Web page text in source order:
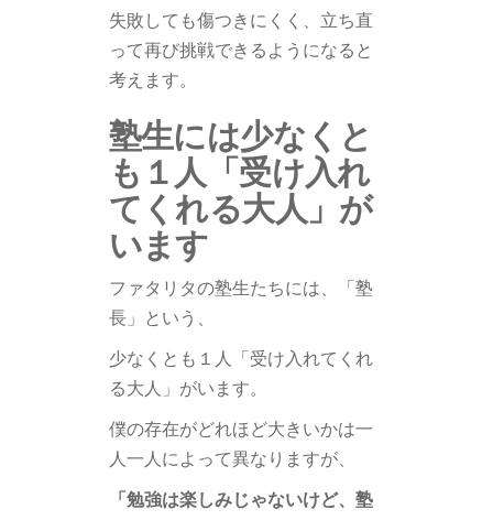
失敗しても傷つきにくく、立ち直
って再び挑戦できるようになると
考えます。
塾生には少なくと
も１人「受け入れ
てくれる大人」が
います
ファタリタの塾生たちには、「塾
長」という、
少なくとも１人「受け入れてくれ
る大人」がいます。
僕の存在がどれほど大きいかは一
人一人によって異なりますが、
「勉強は楽しみじゃないけど、塾